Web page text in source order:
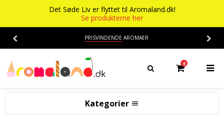
Det Søde Liv er flyttet til Aromaland.dk!
Se produkterne her
PRISVINDENDE AROMAER
0
Kategorier